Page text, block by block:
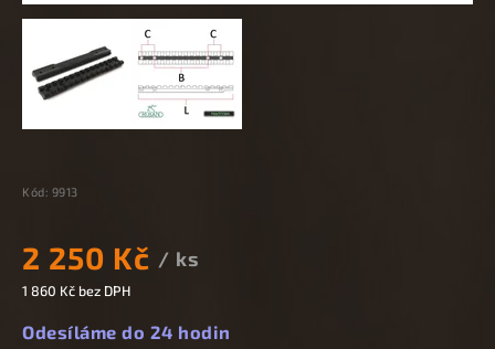
Kód: 9913
2 250 Kč / ks
1 860 Kč bez DPH
Odesíláme do 24 hodin